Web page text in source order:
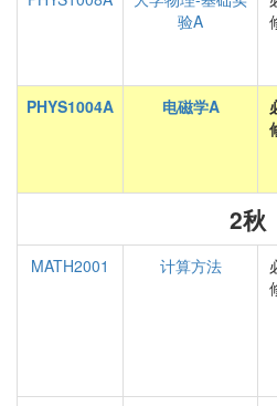
验A
PHYS1004A
电磁学A
2秋
MATH2001 计算方法